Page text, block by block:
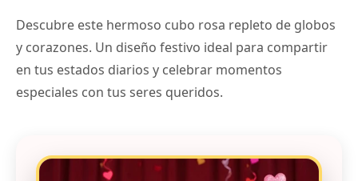
Descubre este hermoso cubo rosa repleto de globos
y corazones. Un diseño festivo ideal para compartir
en tus estados diarios y celebrar momentos
especiales con tus seres queridos.